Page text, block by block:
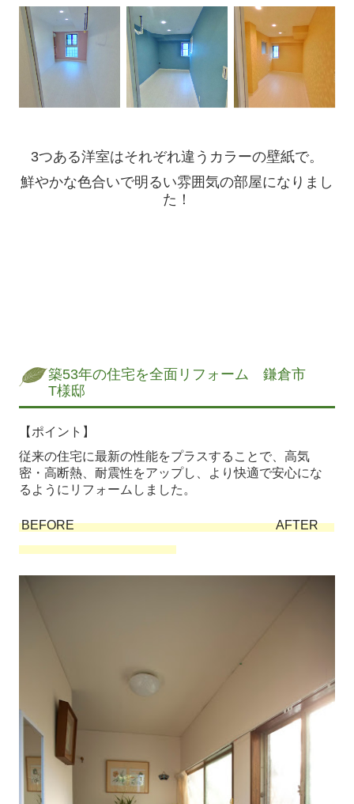
3つある洋室はそれぞれ違うカラーの壁紙で。
鮮やかな色合いで明るい雰囲気の部屋になりまし
た！
築53年の住宅を全面リフォーム 鎌倉市
T様邸
【ポイント】
従来の住宅に最新の性能をプラスすることで、高気
密・高断熱、耐震性をアップし、より快適で安心にな
るようにリフォームしました。
BEFORE AFTER